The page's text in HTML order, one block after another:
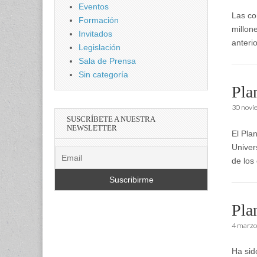
Las
30
El
de los
4
Ha
Eventos
Formación
Invitados
Legislación
Sala de Prensa
Sin categoría
SUSCRÍBETE A NUESTRA
NEWSLETTER